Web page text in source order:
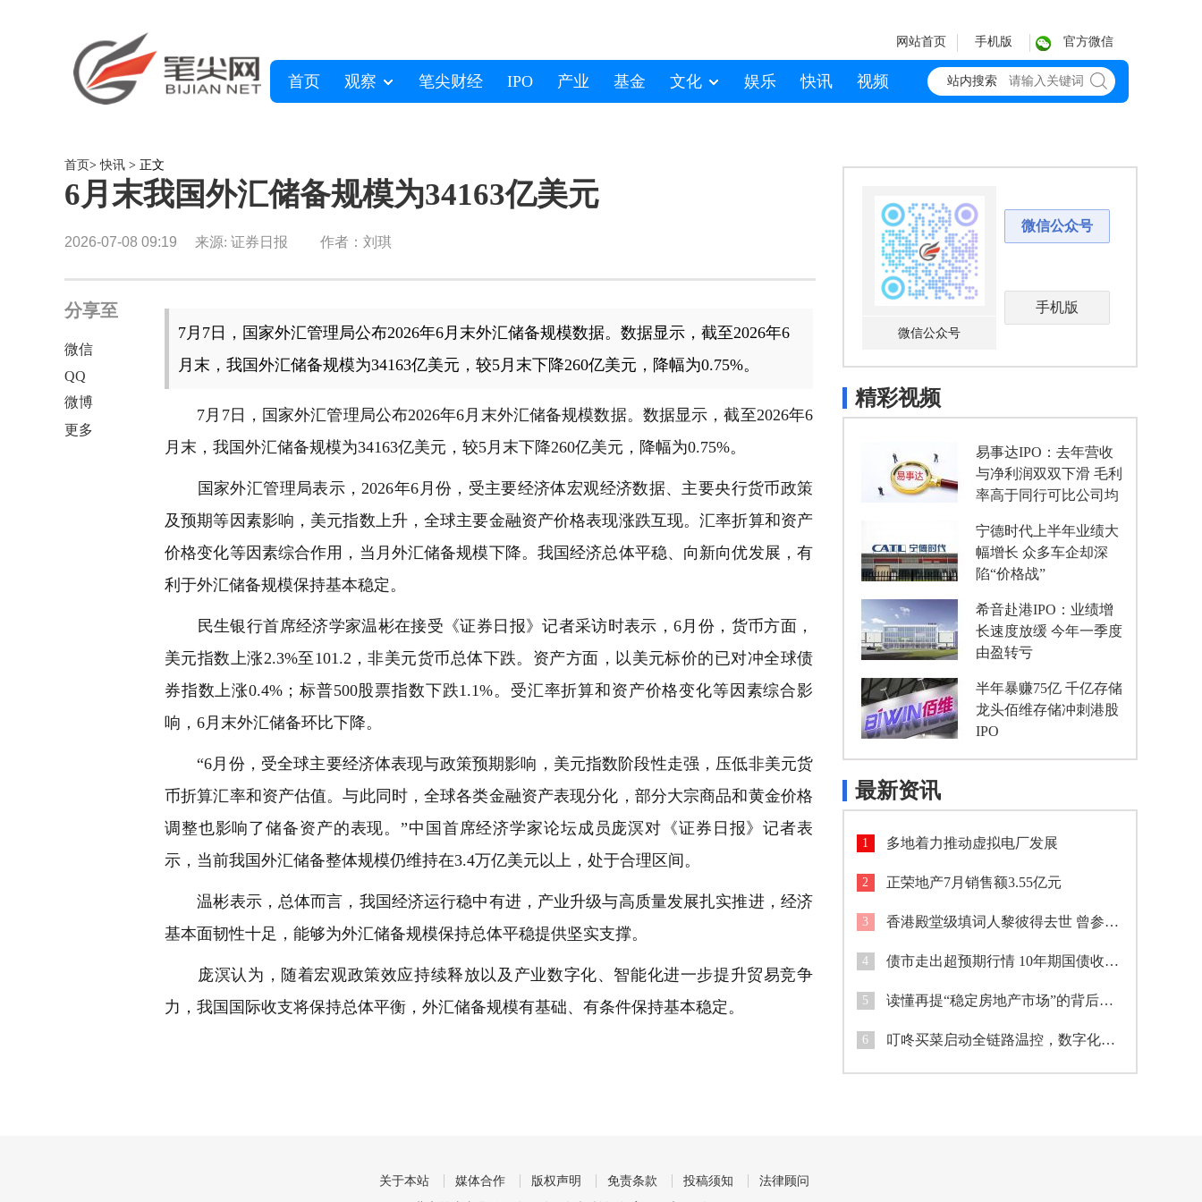
网站首页 手机版 官方微信
首页 观察 笔尖财经 IPO 产业 基金 文化 娱乐 快讯 视频 站内搜索
首页>快讯 > 正文
6月末我国外汇储备规模为34163亿美元
2026-07-08 09:19 来源: 证券日报 作者：刘琪
分享至
微信
QQ
微博
更多
7月7日，国家外汇管理局公布2026年6月末外汇储备规模数据。数据显示，截至2026年6
月末，我国外汇储备规模为34163亿美元，较5月末下降260亿美元，降幅为0.75%。
7月7日，国家外汇管理局公布2026年6月末外汇储备规模数据。数据显示，截至2026年6
月末，我国外汇储备规模为34163亿美元，较5月末下降260亿美元，降幅为0.75%。
国家外汇管理局表示，2026年6月份，受主要经济体宏观经济数据、主要央行货币政策
及预期等因素影响，美元指数上升，全球主要金融资产价格表现涨跌互现。汇率折算和资产
价格变化等因素综合作用，当月外汇储备规模下降。我国经济总体平稳、向新向优发展，有
利于外汇储备规模保持基本稳定。
民生银行首席经济学家温彬在接受《证券日报》记者采访时表示，6月份，货币方面，
美元指数上涨2.3%至101.2，非美元货币总体下跌。资产方面，以美元标价的已对冲全球债
券指数上涨0.4%；标普500股票指数下跌1.1%。受汇率折算和资产价格变化等因素综合影
响，6月末外汇储备环比下降。
“6月份，受全球主要经济体表现与政策预期影响，美元指数阶段性走强，压低非美元货
币折算汇率和资产估值。与此同时，全球各类金融资产表现分化，部分大宗商品和黄金价格
调整也影响了储备资产的表现。”中国首席经济学家论坛成员庞溟对《证券日报》记者表
示，当前我国外汇储备整体规模仍维持在3.4万亿美元以上，处于合理区间。
温彬表示，总体而言，我国经济运行稳中有进，产业升级与高质量发展扎实推进，经济
基本面韧性十足，能够为外汇储备规模保持总体平稳提供坚实支撑。
庞溟认为，随着宏观政策效应持续释放以及产业数字化、智能化进一步提升贸易竞争
力，我国国际收支将保持总体平衡，外汇储备规模有基础、有条件保持基本稳定。
微信公众号
微信公众号
手机版
精彩视频
易事达IPO：去年营收
与净利润双双下滑 毛利
率高于同行可比公司均
宁德时代上半年业绩大
幅增长 众多车企却深
陷“价格战”
希音赴港IPO：业绩增
长速度放缓 今年一季度
由盈转亏
半年暴赚75亿 千亿存储
龙头佰维存储冲刺港股
IPO
最新资讯
1 多地着力推动虚拟电厂发展
2 正荣地产7月销售额3.55亿元
3 香港殿堂级填词人黎彼得去世 曾参演《鹿鼎记》等作品
4 债市走出超预期行情 10年期国债收益率盘中跌破1.7%
5 读懂再提“稳定房地产市场”的背后逻辑
6 叮咚买菜启动全链路温控，数字化筑牢夏季食品安全防线
关于本站 媒体合作 版权声明 免责条款 投稿须知
法律顾问